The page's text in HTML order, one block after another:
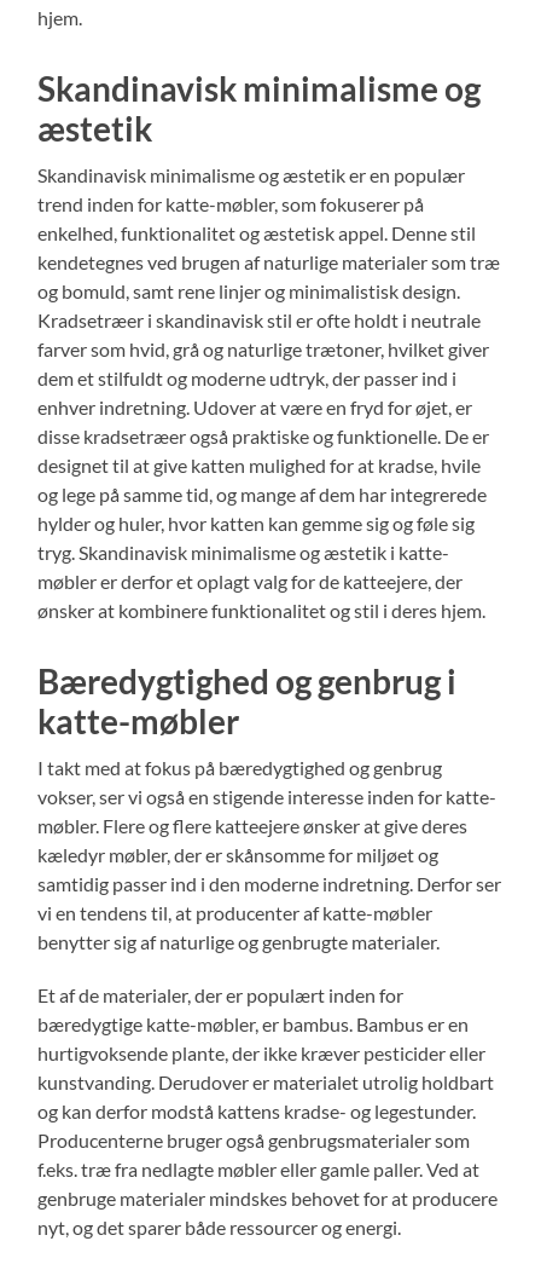
hjem.
Skandinavisk minimalisme og
æstetik
Skandinavisk minimalisme og æstetik er en populær
trend inden for katte-møbler, som fokuserer på
enkelhed, funktionalitet og æstetisk appel. Denne stil
kendetegnes ved brugen af naturlige materialer som træ
og bomuld, samt rene linjer og minimalistisk design.
Kradsetræer i skandinavisk stil er ofte holdt i neutrale
farver som hvid, grå og naturlige trætoner, hvilket giver
dem et stilfuldt og moderne udtryk, der passer ind i
enhver indretning. Udover at være en fryd for øjet, er
disse kradsetræer også praktiske og funktionelle. De er
designet til at give katten mulighed for at kradse, hvile
og lege på samme tid, og mange af dem har integrerede
hylder og huler, hvor katten kan gemme sig og føle sig
tryg. Skandinavisk minimalisme og æstetik i katte-
møbler er derfor et oplagt valg for de katteejere, der
ønsker at kombinere funktionalitet og stil i deres hjem.
Bæredygtighed og genbrug i
katte-møbler
I takt med at fokus på bæredygtighed og genbrug
vokser, ser vi også en stigende interesse inden for katte-
møbler. Flere og flere katteejere ønsker at give deres
kæledyr møbler, der er skånsomme for miljøet og
samtidig passer ind i den moderne indretning. Derfor ser
vi en tendens til, at producenter af katte-møbler
benytter sig af naturlige og genbrugte materialer.
Et af de materialer, der er populært inden for
bæredygtige katte-møbler, er bambus. Bambus er en
hurtigvoksende plante, der ikke kræver pesticider eller
kunstvanding. Derudover er materialet utrolig holdbart
og kan derfor modstå kattens kradse- og legestunder.
Producenterne bruger også genbrugsmaterialer som
f.eks. træ fra nedlagte møbler eller gamle paller. Ved at
genbruge materialer mindskes behovet for at producere
nyt, og det sparer både ressourcer og energi.